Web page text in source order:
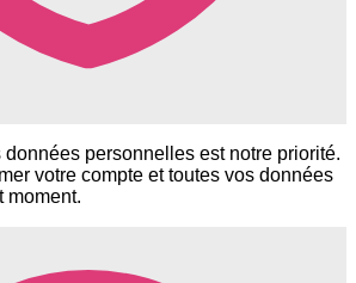
données personnelles est notre priorité.
votre compte et toutes vos données
moment.